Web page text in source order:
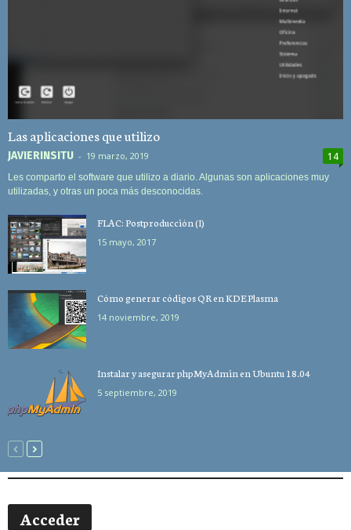
Las aplicaciones que utilizo
JAVIERINSITU - 19 marzo, 2019 14
Les comparto el software que utilizo a diario. Algunas son aplicaciones muy
utilizadas, y otras un poca más desconocidas.
FLAC: Postproducción (I)
15 mayo, 2017
Cómo generar códigos QR en KDE Plasma
14 noviembre, 2019
Instalar y asegurar phpMyAdmin en Ubuntu 18.04
5 septiembre, 2019
Acceder